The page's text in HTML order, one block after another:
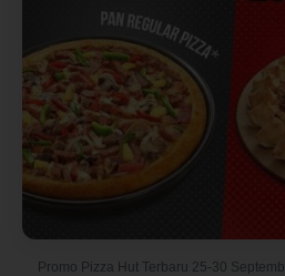
Promo Pizza Hut Terbaru 25-30